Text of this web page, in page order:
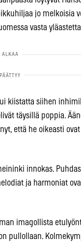
jo melkoisia
vasta
kiistatta siihen
täysillä poppia.
että he oikeasti
innokas.
ja harmoniat
imagollista
pullollaan.